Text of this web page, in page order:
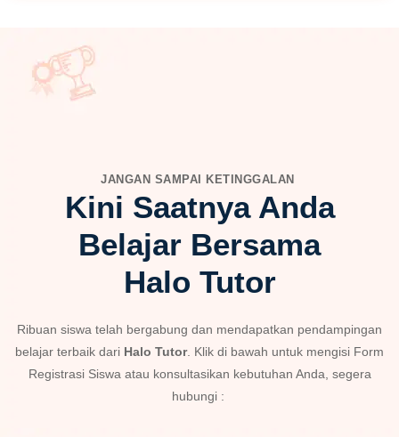
JANGAN SAMPAI KETINGGALAN
Kini Saatnya Anda
Belajar Bersama
Halo Tutor
Ribuan siswa telah bergabung dan mendapatkan pendampingan
belajar terbaik dari Halo Tutor. Klik di bawah untuk mengisi Form
Registrasi Siswa atau konsultasikan kebutuhan Anda, segera
hubungi :